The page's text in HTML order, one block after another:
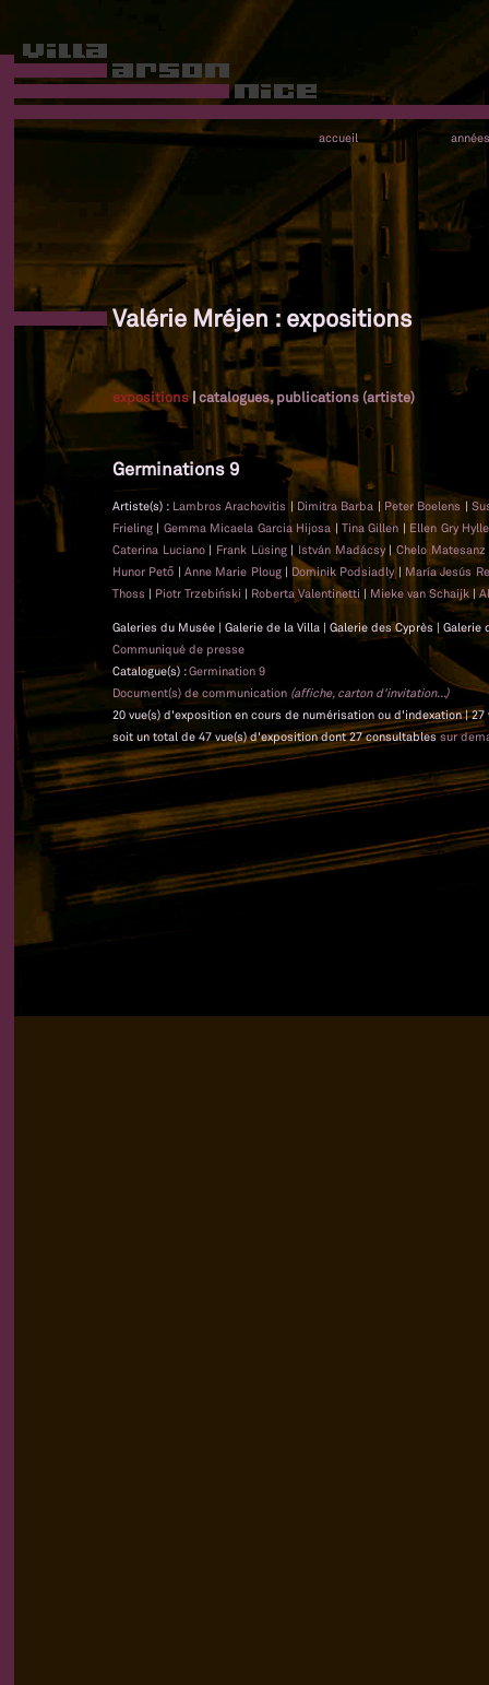
accueil années
Valérie Mréjen : expositions
expositions|catalogues, publications (artiste)
Germinations 9
Artiste(s) : Lambros Arachovitis | Dimitra Barba | Peter Boelens |
Frieling | Gemma Micaela Garcia Hijosa |Tina Gillen | Ellen Gry
Caterina Luciano | Frank Lüsing| István Madácsy |Chelo Matesanz
Hunor Pető | Anne Marie Ploug | Dominik Podsiadly | María Jesús
Thoss | Piotr Trzebiński | Roberta Valentinetti | Mieke van Schaijk |
Galeries du Musée | Galerie de la Villa | Galerie des Cyprès |
Communiqué de presse
Catalogue(s) :Germination 9
Document(s) de communication (affiche, carton d'invitation...)
20 vue(s) d'exposition en cours de numérisation ou d'indexation |
soit un total de 47 vue(s) d'exposition dont 27 consultablessur